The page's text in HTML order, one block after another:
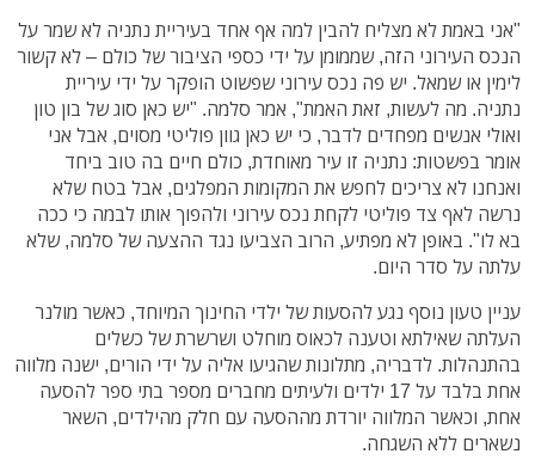
"אני באמת לא מצליח להבין למה אף אחד בעיריית נתניה לא שמר על
הנכס העירוני הזה, שממומן על ידי כספי הציבור של כולם – לא קשור
לימין או שמאל. יש פה נכס עירוני שפשוט הופקר על ידי עיריית
נתניה. מה לעשות, זאת האמת", אמר סלמה. "יש כאן סוג של בון טון
ואולי אנשים מפחדים לדבר, כי יש כאן גוון פוליטי מסוים, אבל אני
אומר בפשטות: נתניה זו עיר מאוחדת, כולם חיים בה טוב ביחד
ואנחנו לא צריכים לחפש את המקומות המפלגים, אבל בטח שלא
נרשה לאף צד פוליטי לקחת נכס עירוני ולהפוך אותו לבמה כי ככה
בא לו". באופן לא מפתיע, הרוב הצביעו נגד ההצעה של סלמה, שלא
עלתה על סדר היום.
עניין טעון נוסף נגע להסעות של ילדי החינוך המיוחד, כאשר מולנר
העלתה שאילתא וטענה לכאוס מוחלט ושרשרת של כשלים
בהתנהלות. לדבריה, מתלונות שהגיעו אליה על ידי הורים, ישנה מלווה
אחת בלבד על 17 ילדים ולעיתים מחברים מספר בתי ספר להסעה
אחת, וכאשר המלווה יורדת מההסעה עם חלק מהילדים, השאר
נשארים ללא השגחה.